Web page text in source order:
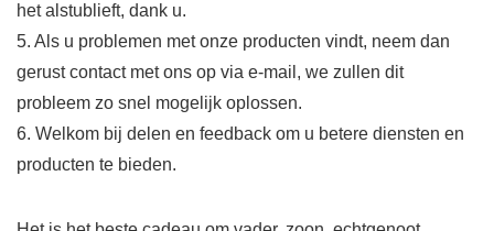
het alstublieft, dank u.
5. Als u problemen met onze producten vindt, neem dan
gerust contact met ons op via e-mail, we zullen dit
probleem zo snel mogelijk oplossen.
6. Welkom bij delen en feedback om u betere diensten en
producten te bieden.